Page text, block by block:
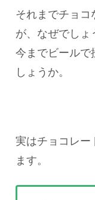
それまでチョコ
が、なぜでしょ
今までビールで
しょうか。
実はチョコレー
ます。